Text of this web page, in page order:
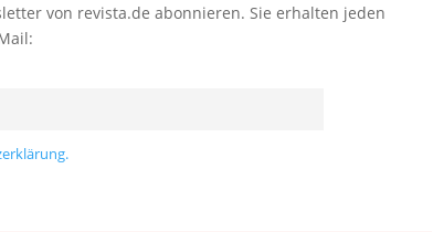
von revista.de abonnieren. Sie erhalten jeden